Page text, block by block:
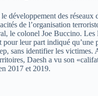
développement des réseaux
de l’organisation
le colonel Joe Buccino. Les
leur part indiqué qu’une
sans identifier les victimes.
Daesh a vu son
2017 et 2019.